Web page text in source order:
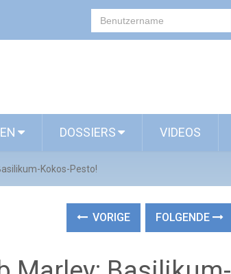
DOSSIERS VIDEOS
Kokos-Pesto!
VORIGE FOLGENDE